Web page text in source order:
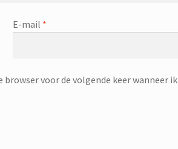
E-mail *
voor de volgende keer wanneer ik